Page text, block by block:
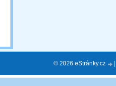
© 2026 eStránky.cz